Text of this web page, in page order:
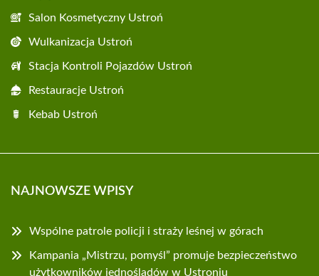
Salon Kosmetyczny Ustroń
Wulkanizacja Ustroń
Stacja Kontroli Pojazdów Ustroń
Restauracje Ustroń
Kebab Ustroń
NAJNOWSZE WPISY
Wspólne patrole policji i straży leśnej w górach
Kampania „Mistrzu, pomyśl” promuje bezpieczeństwo
użytkowników jednośladów w Ustroniu